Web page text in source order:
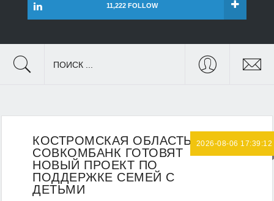
11,222 FOLLOW
ПОИСК ...
КОСТРОМСКАЯ ОБЛАСТЬ И
СОВКОМБАНК ГОТОВЯТ
НОВЫЙ ПРОЕКТ ПО
ПОДДЕРЖКЕ СЕМЕЙ С
ДЕТЬМИ
2026-08-06 17:39:12